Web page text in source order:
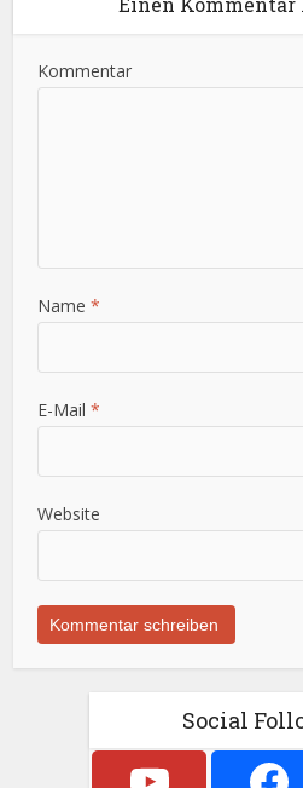
Kommentar
Name*
E-Mail*
Website
Social